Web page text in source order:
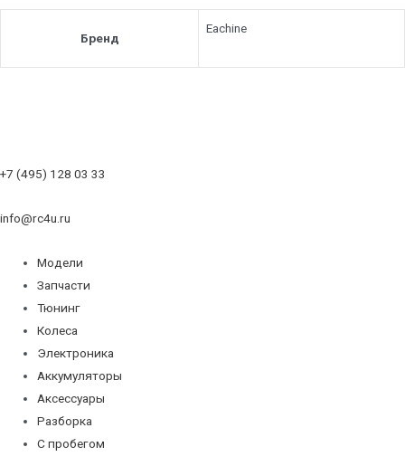
Бренд
Eachine
+7 (495) 128 03 33
info@rc4u.ru
Модели
Запчасти
Тюнинг
Колеса
Электроника
Аккумуляторы
Аксессуары
Разборка
С пробегом